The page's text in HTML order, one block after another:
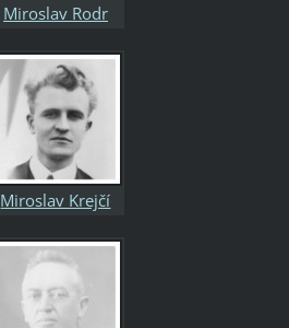
Miroslav Rodr
Miroslav Krejčí